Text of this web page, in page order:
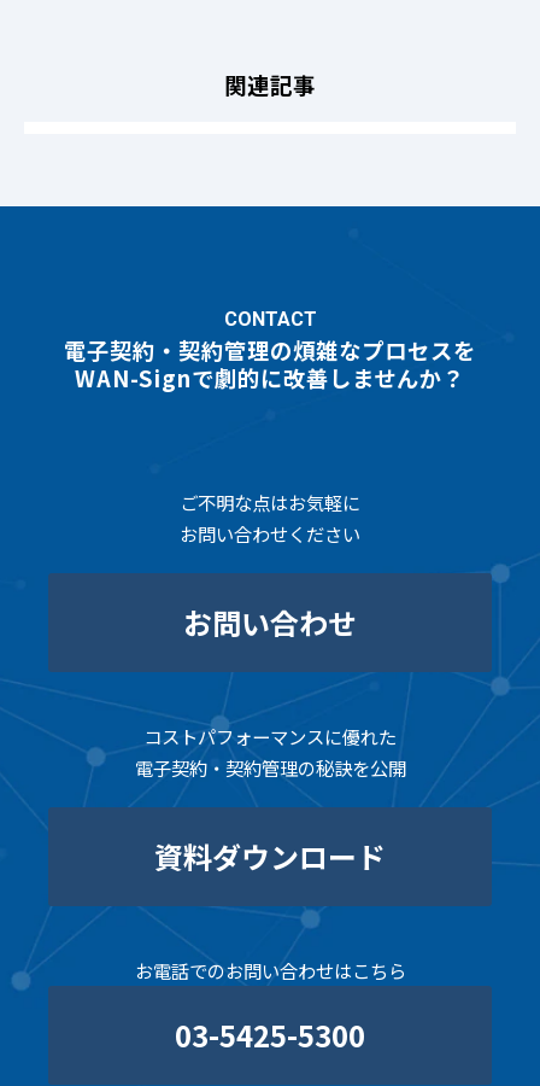
関連記事
CONTACT
電子契約・契約管理の煩雑なプロセスを
WAN-Signで劇的に改善しませんか？
ご不明な点はお気軽に
お問い合わせください
お問い合わせ
コストパフォーマンスに優れた
電子契約・契約管理の秘訣を公開
資料ダウンロード
お電話でのお問い合わせはこちら
03-5425-5300